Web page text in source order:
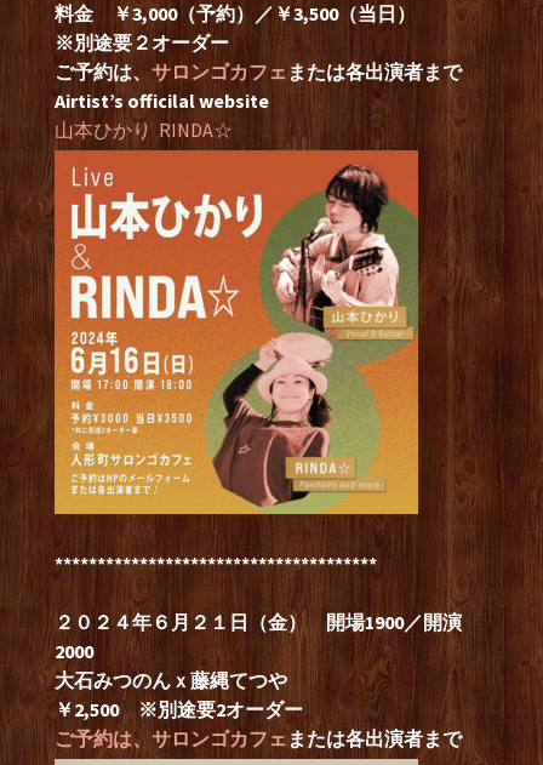
料金 ￥3,000（予約）／￥3,500（当日）
※別途要２オーダー
ご予約は、サロンゴカフェ または各出演者まで
Airtist’s officilal website
山本ひかり RINDA☆
**************************************
２０２４年６月２１日（金） 開場1900／開演
2000
大石みつのんｘ藤縄てつや
￥2,500 ※別途要2オーダー
ご予約は、サロンゴカフェ または各出演者まで